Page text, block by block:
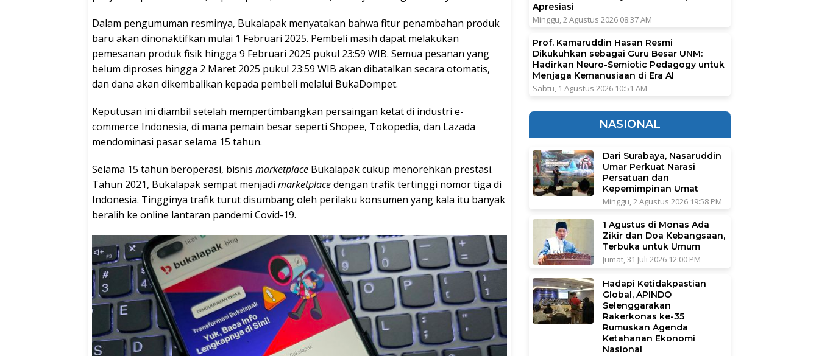
Dalam pengumuman resminya, Bukalapak menyatakan bahwa fitur penambahan produk
baru akan dinonaktifkan mulai 1 Februari 2025. Pembeli masih dapat melakukan
pemesanan produk fisik hingga 9 Februari 2025 pukul 23:59 WIB. Semua pesanan yang
belum diproses hingga 2 Maret 2025 pukul 23:59 WIB akan dibatalkan secara otomatis,
dan dana akan dikembalikan kepada pembeli melalui BukaDompet.
Keputusan ini diambil setelah mempertimbangkan persaingan ketat di industri e-
commerce Indonesia, di mana pemain besar seperti Shopee, Tokopedia, dan Lazada
mendominasi pasar selama 15 tahun.
Selama 15 tahun beroperasi, bisnis marketplace Bukalapak cukup menorehkan prestasi.
Tahun 2021, Bukalapak sempat menjadi marketplacedengan trafik tertinggi nomor tiga di
Indonesia. Tingginya trafik turut disumbang oleh perilaku konsumen yang kala itu banyak
beralih ke online lantaran pandemi Covid-19.
Apresiasi
Minggu, 2 Agustus 2026 08:37 AM
Prof. Kamaruddin Hasan Resmi
Dikukuhkan sebagai Guru Besar UNM:
Hadirkan Neuro-Semiotic Pedagogy untuk
Menjaga Kemanusiaan di Era AI
Sabtu, 1 Agustus 2026 10:51 AM
NASIONAL
Dari Surabaya, Nasaruddin
Umar Perkuat Narasi
Persatuan dan
Kepemimpinan Umat
Minggu, 2 Agustus 2026 19:58 PM
1 Agustus di Monas Ada
Zikir dan Doa Kebangsaan,
Terbuka untuk Umum
Jumat, 31 Juli 2026 12:00 PM
Hadapi Ketidakpastian
Global, APINDO
Selenggarakan
Rakerkonas ke-35
Rumuskan Agenda
Ketahanan Ekonomi
Nasional